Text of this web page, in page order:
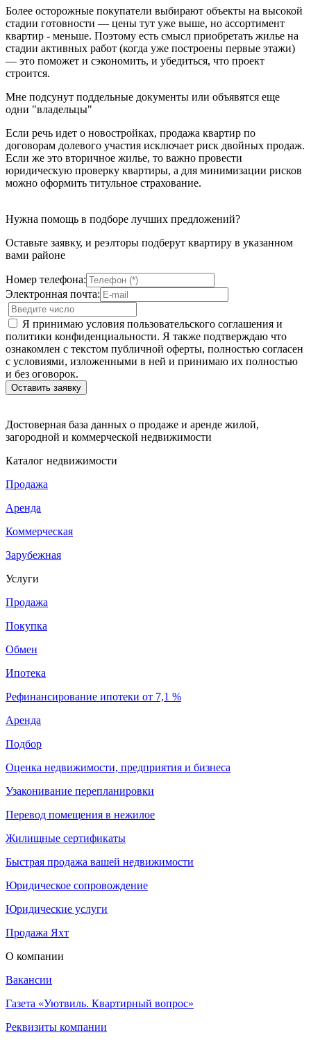
Более осторожные покупатели выбирают объекты на высокой
стадии готовности — цены тут уже выше, но ассортимент
квартир - меньше. Поэтому есть смысл приобретать жилье на
стадии активных работ (когда уже построены первые этажи)
— это поможет и сэкономить, и убедиться, что проект
строится.
Мне подсунут поддельные документы или объявятся еще
одни "владельцы"
Если речь идет о новостройках, продажа квартир по
договорам долевого участия исключает риск двойных продаж.
Если же это вторичное жилье, то важно провести
юридическую проверку квартиры, а для минимизации рисков
можно оформить титульное страхование.
Нужна помощь в подборе лучших предложений?
Оставьте заявку, и реэлторы подберут квартиру в указанном
вами районе
Номер телефона:
Электронная почта:
Я принимаю условия пользовательского соглашения и
политики конфиденциальности. Я также подтверждаю что
ознакомлен с текстом публичной оферты, полностью согласен
с условиями, изложенными в ней и принимаю их полностью
и без оговорок.
Достоверная база данных о продаже и аренде жилой,
загородной и коммерческой недвижимости
Каталог недвижимости
Продажа
Аренда
Коммерческая
Зарубежная
Услуги
Продажа
Покупка
Обмен
Ипотека
Рефинансирование ипотеки от 7,1 %
Аренда
Подбор
Оценка недвижимости, предприятия и бизнеса
Узаконивание перепланировки
Перевод помещения в нежилое
Жилищные сертификаты
Быстрая продажа вашей недвижимости
Юридическое сопровождение
Юридические услуги
Продажа Яхт
О компании
Вакансии
Газета «Уютвиль. Квартирный вопрос»
Реквизиты компании